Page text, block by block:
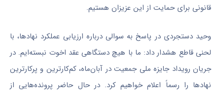
قانونی برای حمایت از این عزیزان هستیم.
وحید دستجردی در پاسخ به سوالی درباره ارزیابی عملکرد نهادها، با
لحنی قاطع هشدار داد: ما با هیچ دستگاهی عقد اخوت نبسته‌ایم. در
جریان رویداد جایزه ملی جمعیت در آبان‌ماه، کم‌کارترین و پرکارترین
نهادها را رسماً اعلام خواهیم کرد. در حال حاضر پرونده‌هایی از